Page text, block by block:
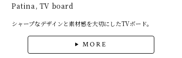
Patina, TV board
シャープなデザインと素材感を大切にしたTVボード。
MORE